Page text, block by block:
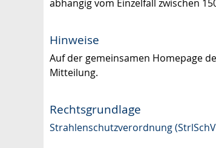
abhängig vom Einzelfall zwischen
Hinweise
Auf der gemeinsamen Homepage
Mitteilung.
Rechtsgrundlage
Strahlenschutzverordnung